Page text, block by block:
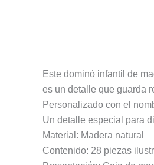
Este dominó infantil de
es un detalle que guarda
Personalizado con el
Un detalle especial para
Material: Madera natural
Contenido: 28 piezas